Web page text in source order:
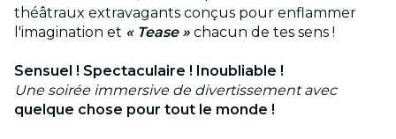
théâtraux extravagants conçus pour enflammer
l'imagination et « Tease » chacun de tes sens !
Sensuel ! Spectaculaire ! Inoubliable !
Une soirée immersive de divertissement avec
quelque chose pour tout le monde !